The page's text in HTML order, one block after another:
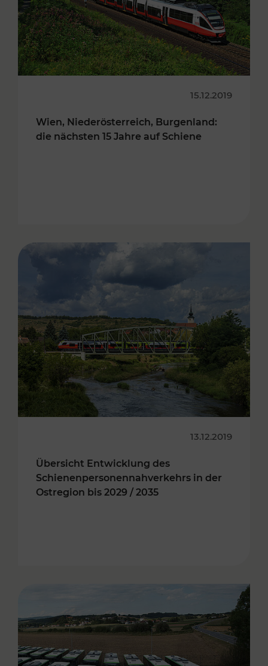
15.12.2019
Wien, Niederösterreich, Burgenland:
die nächsten 15 Jahre auf Schiene
13.12.2019
Übersicht Entwicklung des
Schienenpersonennahverkehrs in der
Ostregion bis 2029 / 2035